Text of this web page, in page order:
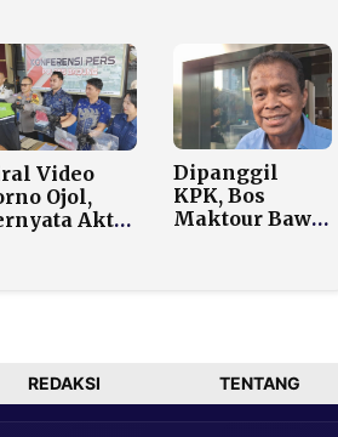
dan
Papan Atas di
Hambalang
Video
Ojol,
Aktor
Dipanggil
KPK, Bos
Maktour Bawa
REDAKSI TENTANG